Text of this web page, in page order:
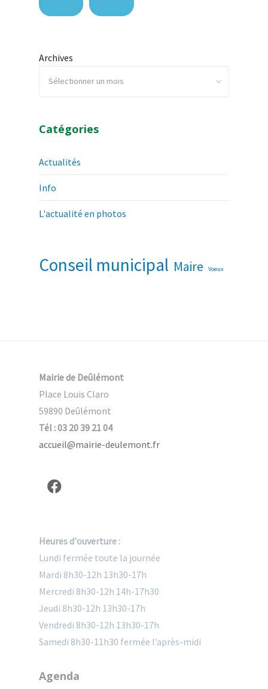
Archives
Catégories
Actualités
Info
L'actualité en photos
Conseil municipal Maire Voeux
Mairie de Deûlémont
Place Louis Claro
59890 Deûlémont
Tél : 03 20 39 21 04
accueil@mairie-deulemont.fr
Heures d'ouverture :
Lundi fermée toute la journée
Mardi 8h30-12h 13h30-17h
Mercredi 8h30-12h 14h-17h30
Jeudi 8h30-12h 13h30-17h
Vendredi 8h30-12h 13h30-17h
Samedi 8h30-11h30 fermée l’après-midi
Agenda